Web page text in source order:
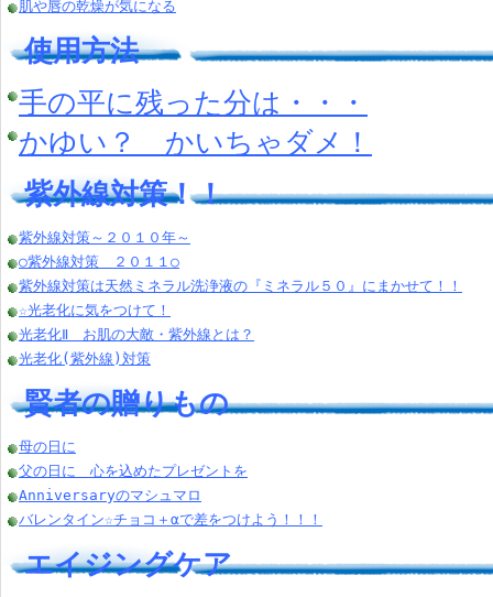
肌や唇の乾燥が気になる
使用方法
手の平に残った分は・・・
かゆい？ かいちゃダメ！
紫外線対策！！
紫外線対策～２０１０年～
○紫外線対策 ２０１１○
紫外線対策は天然ミネラル洗浄液の『ミネラル５０』にまかせて！！
☆光老化に気をつけて！
光老化Ⅱ お肌の大敵・紫外線とは？
光老化(紫外線)対策
賢者の贈りもの
母の日に
父の日に 心を込めたプレゼントを
Anniversaryのマシュマロ
バレンタイン☆チョコ＋αで差をつけよう！！！
エイジングケア